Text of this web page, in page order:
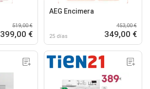
519,00 €
399,00 €
AEG Encimera
25 días
453,00 €
349,00 €